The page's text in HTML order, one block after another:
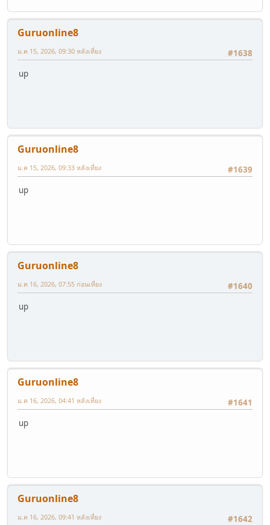
Guruonline8
#1638
ม.ค 15, 2026, 09:30 หลังเที่ยง
up
Guruonline8
#1639
ม.ค 15, 2026, 09:33 หลังเที่ยง
up
Guruonline8
#1640
ม.ค 16, 2026, 07:55 ก่อนเที่ยง
up
Guruonline8
#1641
ม.ค 16, 2026, 04:41 หลังเที่ยง
up
Guruonline8
#1642
ม.ค 16, 2026, 09:41 หลังเที่ยง